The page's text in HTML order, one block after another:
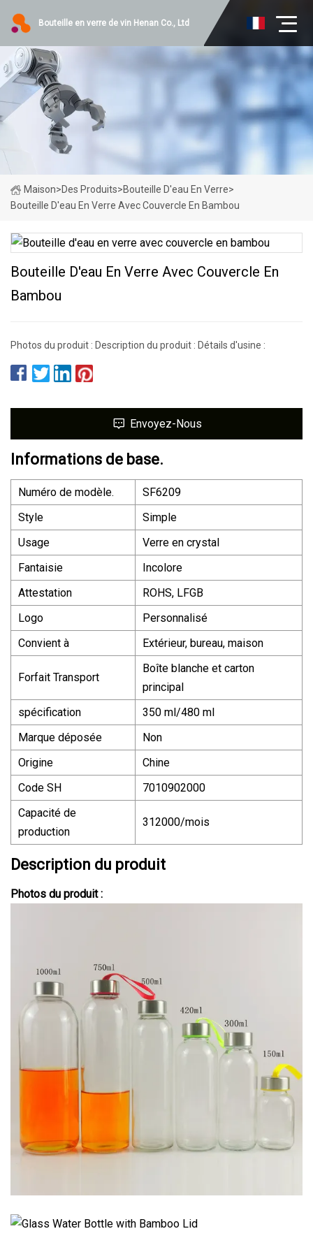
Bouteille en verre de vin Henan Co., Ltd
Maison>Des Produits>Bouteille D'eau En Verre>
Bouteille D'eau En Verre Avec Couvercle En Bambou
Bouteille D'eau En Verre Avec Couvercle En
Bambou
Photos du produit : Description du produit : Détails d'usine :
Envoyez-Nous
Informations de base.
Numéro de modèle.
SF6209
Style
Simple
Usage
Verre en crystal
Fantaisie
Incolore
Attestation
ROHS, LFGB
Logo
Personnalisé
Convient à
Extérieur, bureau, maison
Forfait Transport
Boîte blanche et carton
principal
spécification
350 ml/480 ml
Marque déposée
Non
Origine
Chine
Code SH
7010902000
Capacité de
production
312000/mois
Description du produit
Photos du produit :